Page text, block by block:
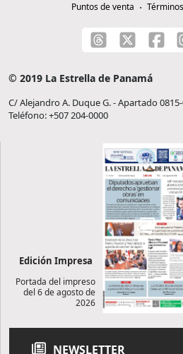
Puntos de venta
© 2019 La Estrella de Panamá
C/ Alejandro A. Duque G. - Apartado
Teléfono: +507 204-0000
Edición Impresa
Portada del impreso
del 6 de agosto de
2026
NEWSLETTER